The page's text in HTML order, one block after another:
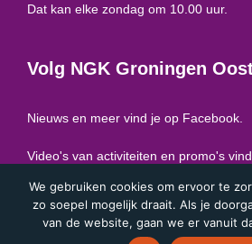
Dat kan elke zondag om 10.00 uur.
Volg NGK Groningen
Nieuws en meer vind je op Facebook
Video's van activiteiten en promo's
Privacy|ANBI
We gebruiken cookies om ervoor te
zo soepel mogelijk draait. Als je
van de website, gaan we er vanuit